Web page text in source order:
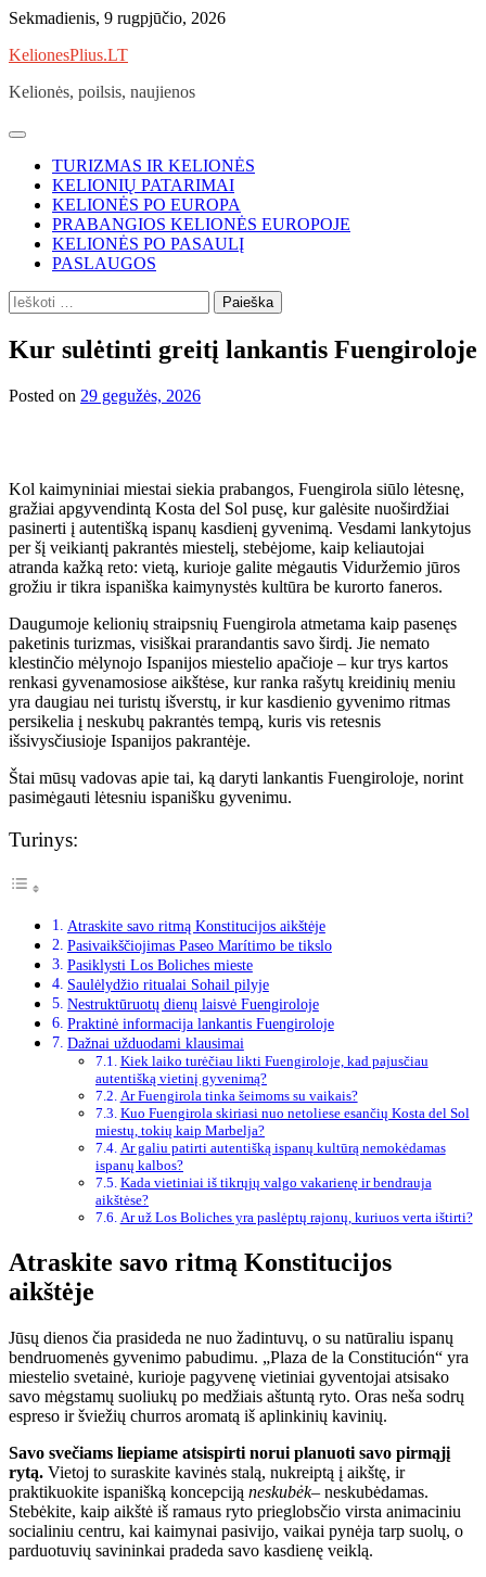
Skip
content
Sekmadienis, 9 rugpjūčio, 2026
KelionesPlius.LT
Kelionės, poilsis, naujienos
TURIZMAS IR KELIONĖS
KELIONIŲ PATARIMAI
KELIONĖS PO EUROPA
PRABANGIOS KELIONĖS EUROPOJE
KELIONĖS PO PASAULĮ
PASLAUGOS
Ieškoti:
Kur sulėtinti greitį lankantis Fuengiroloje
Posted on 29 gegužės, 2026
Kol kaimyniniai miestai siekia prabangos, Fuengirola siūlo lėtesnę,
gražiai apgyvendintą Kosta del Sol pusę, kur galėsite nuoširdžiai
pasinerti į autentišką ispanų kasdienį gyvenimą. Vesdami lankytojus
per šį veikiantį pakrantės miestelį, stebėjome, kaip keliautojai
atranda kažką reto: vietą, kurioje galite mėgautis Viduržemio jūros
grožiu ir tikra ispaniška kaimynystės kultūra be kurorto faneros.
Daugumoje kelionių straipsnių Fuengirola atmetama kaip pasenęs
paketinis turizmas, visiškai prarandantis savo širdį. Jie nemato
klestinčio mėlynojo Ispanijos miestelio apačioje – kur trys kartos
renkasi gyvenamosiose aikštėse, kur ranka rašytų kreidinių meniu
yra daugiau nei turistų išverstų, ir kur kasdienio gyvenimo ritmas
persikelia į neskubų pakrantės tempą, kuris vis retesnis
išsivysčiusioje Ispanijos pakrantėje.
Štai mūsų vadovas apie tai, ką daryti lankantis Fuengiroloje, norint
pasimėgauti lėtesniu ispanišku gyvenimu.
Turinys:
Atraskite savo ritmą Konstitucijos aikštėje
Pasivaikščiojimas Paseo Marítimo be tikslo
Pasiklysti Los Boliches mieste
Saulėlydžio ritualai Sohail pilyje
Nestruktūruotų dienų laisvė Fuengiroloje
Praktinė informacija lankantis Fuengiroloje
Dažnai užduodami klausimai
Kiek laiko turėčiau likti Fuengiroloje, kad pajusčiau
autentišką vietinį gyvenimą?
Ar Fuengirola tinka šeimoms su vaikais?
Kuo Fuengirola skiriasi nuo netoliese esančių Kosta del Sol
miestų, tokių kaip Marbelja?
Ar galiu patirti autentišką ispanų kultūrą nemokėdamas
ispanų kalbos?
Kada vietiniai iš tikrųjų valgo vakarienę ir bendrauja
aikštėse?
Ar už Los Boliches yra paslėptų rajonų, kuriuos verta ištirti?
Atraskite savo ritmą Konstitucijos
aikštėje
Jūsų dienos čia prasideda ne nuo žadintuvų, o su natūraliu ispanų
bendruomenės gyvenimo pabudimu. „Plaza de la Constitución“ yra
miestelio svetainė, kurioje pagyvenę vietiniai gyventojai atsisako
savo mėgstamų suoliukų po medžiais aštuntą ryto. Oras neša sodrų
espreso ir šviežių churros aromatą iš aplinkinių kavinių.
Savo svečiams liepiame atsispirti norui planuoti savo pirmąjį
rytą. Vietoj to suraskite kavinės stalą, nukreiptą į aikštę, ir
praktikuokite ispanišką koncepciją neskubėk– neskubėdamas.
Stebėkite, kaip aikštė iš ramaus ryto prieglobsčio virsta animaciniu
socialiniu centru, kai kaimynai pasivijo, vaikai pynėja tarp suolų, o
parduotuvių savininkai pradeda savo kasdienę veiklą.